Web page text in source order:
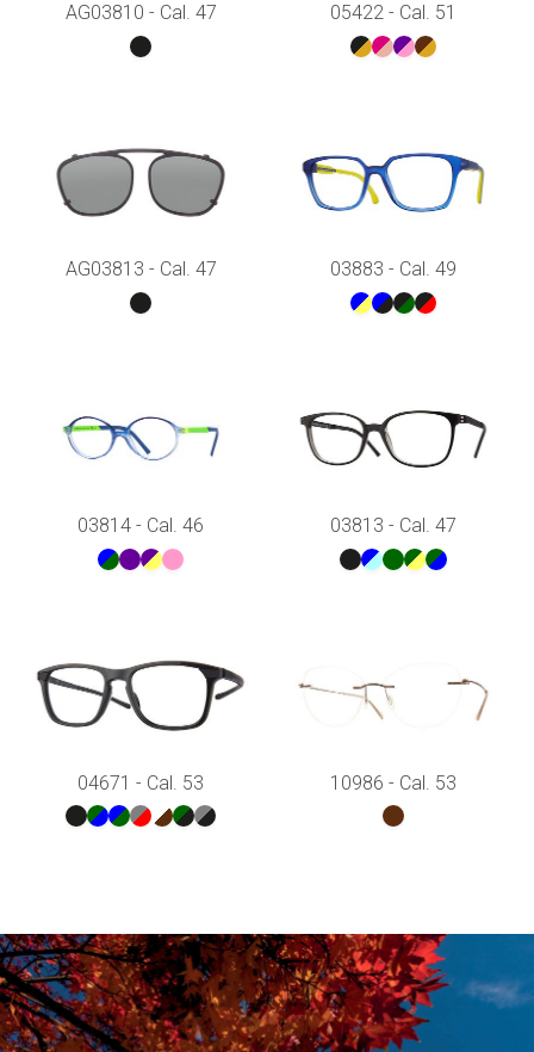
AG03810 - Cal. 47 05422 - Cal. 51
AG03813 - Cal. 47 03883 - Cal. 49
03814 - Cal. 46 03813 - Cal. 47
04671 - Cal. 53 10986 - Cal. 53